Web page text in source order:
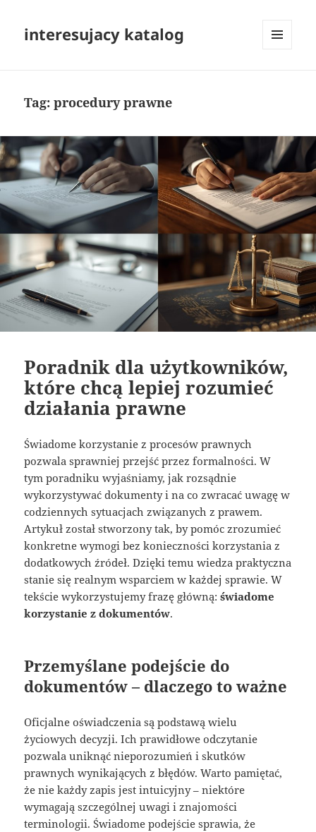
interesujacy katalog
Tag:procedury prawne
Poradnik dla użytkowników,
które chcą lepiej rozumieć
działania prawne
Świadome korzystanie z procesów prawnych
pozwala sprawniej przejść przez formalności. W
tym poradniku wyjaśniamy, jak rozsądnie
wykorzystywać dokumenty i na co zwracać uwagę w
codziennych sytuacjach związanych z prawem.
Artykuł został stworzony tak, by pomóc zrozumieć
konkretne wymogi bez konieczności korzystania z
dodatkowych źródeł. Dzięki temu wiedza praktyczna
stanie się realnym wsparciem w każdej sprawie. W
tekście wykorzystujemy frazę główną:świadome
korzystanie z dokumentów.
Przemyślane podejście do
dokumentów – dlaczego to ważne
Oficjalne oświadczenia są podstawą wielu
życiowych decyzji. Ich prawidłowe odczytanie
pozwala uniknąć nieporozumień i skutków
prawnych wynikających z błędów. Warto pamiętać,
że nie każdy zapis jest intuicyjny – niektóre
wymagają szczególnej uwagi i znajomości
terminologii. Świadome podejście sprawia, że